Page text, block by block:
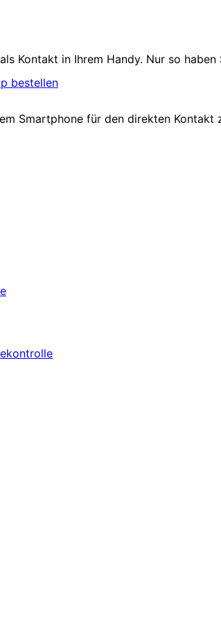
Kontakt in Ihrem Handy. Nur so
bestellen
Smartphone für den direkten Kontakt